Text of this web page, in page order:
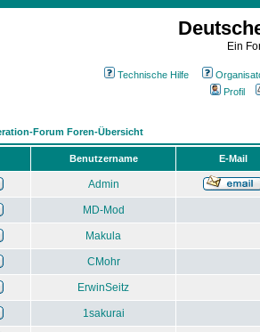
Ein
Technische Hilfe
Profil
Forum Foren-Übersicht
Benutzername E-Mail
Admin
MD-Mod
Makula
CMohr
ErwinSeitz
1sakurai